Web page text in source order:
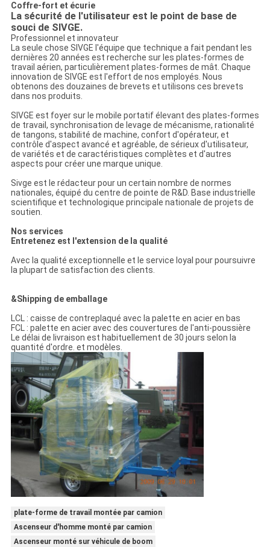
Coffre-fort et écurie
La sécurité de l'utilisateur est le point de base de
souci de SIVGE.
Professionnel et innovateur
La seule chose SIVGE l'équipe que technique a fait pendant les
dernières 20 années est recherche sur les plates-formes de
travail aérien, particulièrement plates-formes de mât. Chaque
innovation de SIVGE est l'effort de nos employés. Nous
obtenons des douzaines de brevets et utilisons ces brevets
dans nos produits.
SIVGE est foyer sur le mobile portatif élevant des plates-formes
de travail, synchronisation de levage de mécanisme, rationalité
de tangons, stabilité de machine, confort d'opérateur, et
contrôle d'aspect avancé et agréable, de sérieux d'utilisateur,
de variétés et de caractéristiques complètes et d'autres
aspects pour créer une marque unique.
Sivge est le rédacteur pour un certain nombre de normes
nationales, équipé du centre de pointe de R&D. Base industrielle
scientifique et technologique principale nationale de projets de
soutien.
Nos services
Entretenez est l'extension de la qualité
Avec la qualité exceptionnelle et le service loyal pour poursuivre
la plupart de satisfaction des clients.
&Shipping de emballage
LCL : caisse de contreplaqué avec la palette en acier en bas
FCL : palette en acier avec des couvertures de l'anti-poussière
Le délai de livraison est habituellement de 30 jours selon la
quantité d'ordre. et modèles.
plate-forme de travail montée par camion
Ascenseur d'homme monté par camion
Ascenseur monté sur véhicule de boom